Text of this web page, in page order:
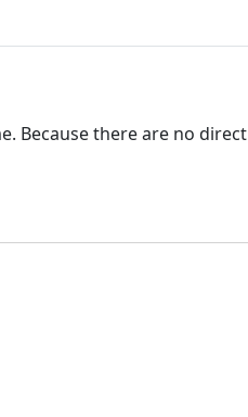
Because there are no direct